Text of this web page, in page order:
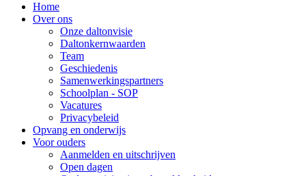
Home
Over ons
Onze daltonvisie
Daltonkernwaarden
Team
Geschiedenis
Samenwerkingspartners
Schoolplan - SOP
Vacatures
Privacybeleid
Opvang en onderwijs
Voor ouders
Aanmelden en uitschrijven
Open dagen